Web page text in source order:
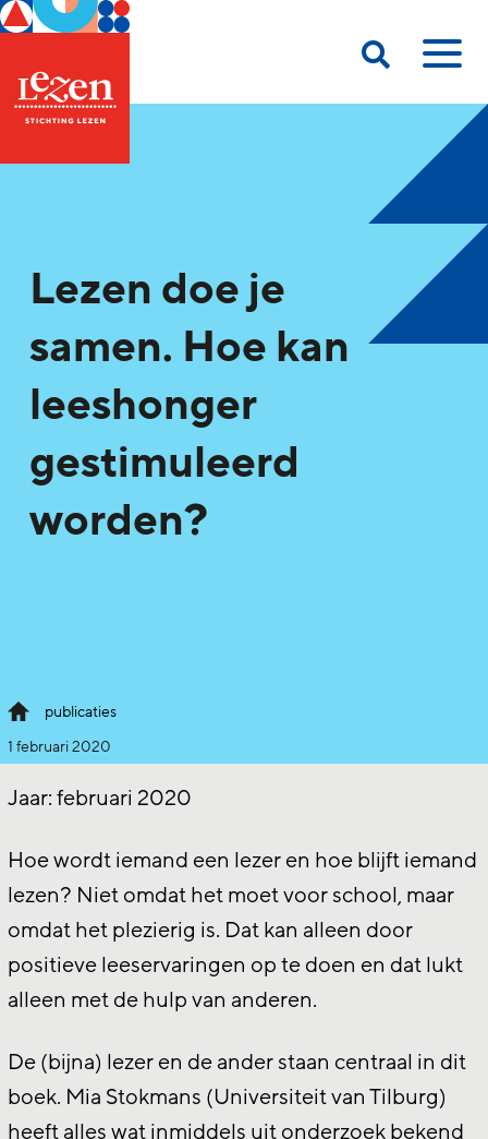
Lezen doe je
samen. Hoe kan
leeshonger
gestimuleerd
worden?
publicaties
1 februari 2020
Jaar:februari 2020
Hoe wordt iemand een lezer en hoe blijft iemand
lezen? Niet omdat het moet voor school, maar
omdat het plezierig is. Dat kan alleen door
positieve leeservaringen op te doen en dat lukt
alleen met de hulp van anderen.
De (bijna) lezer en de ander staan centraal in dit
boek. Mia Stokmans (Universiteit van Tilburg)
heeft alles wat inmiddels uit onderzoek bekend